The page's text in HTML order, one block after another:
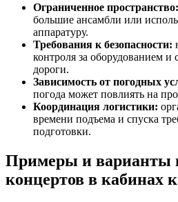
Ограниченное пространство:
большие ансамбли или
аппаратуру.
Требования к безопасности:
контроля за оборудованием и
дороги.
Зависимость от погодных
погода может повлиять на
Координация логистики:
времени подъема и спуска
подготовки.
Примеры и варианты
концертов в кабинах